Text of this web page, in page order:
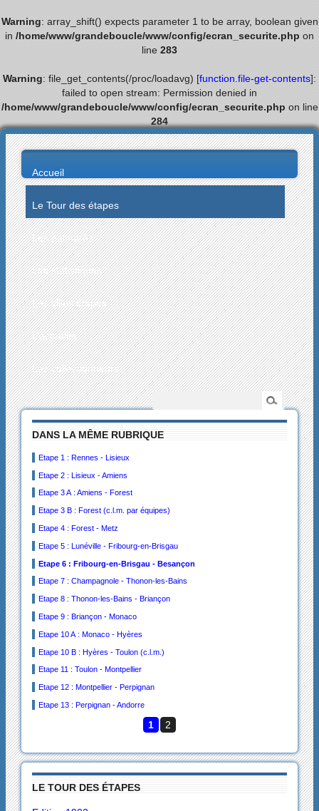
Warning: array_shift() expects parameter 1 to be array, boolean given
in /home/www/grandeboucle/www/config/ecran_securite.php on
line 283
Warning: file_get_contents(/proc/loadavg) [function.file-get-contents]:
failed to open stream: Permission denied in
/home/www/grandeboucle/www/config/ecran_securite.php on line
284
Accueil
Le Tour des étapes
Les palmarès
Les statistiques
Les villes étapes
L’actualité
Les collectionneurs
DANS LA MÊME RUBRIQUE
Etape 1 : Rennes - Lisieux
Etape 2 : Lisieux - Amiens
Etape 3 A : Amiens - Forest
Etape 3 B : Forest (c.l.m. par équipes)
Etape 4 : Forest - Metz
Etape 5 : Lunéville - Fribourg-en-Brisgau
Etape 6 : Fribourg-en-Brisgau - Besançon
Etape 7 : Champagnole - Thonon-les-Bains
Etape 8 : Thonon-les-Bains - Briançon
Etape 9 : Briançon - Monaco
Etape 10 A : Monaco - Hyères
Etape 10 B : Hyères - Toulon (c.l.m.)
Etape 11 : Toulon - Montpellier
Etape 12 : Montpellier - Perpignan
Etape 13 : Perpignan - Andorre
1 2
LE TOUR DES ÉTAPES